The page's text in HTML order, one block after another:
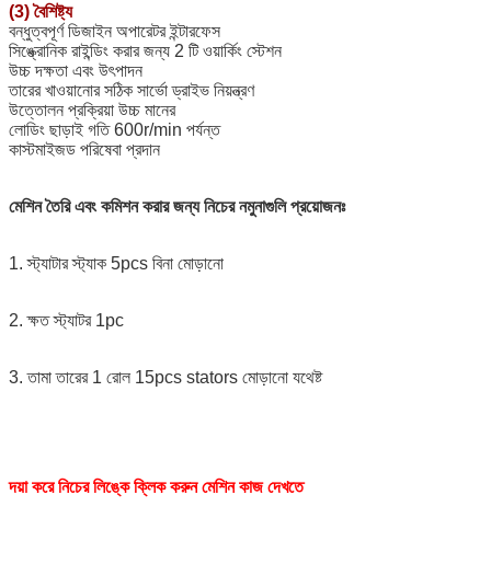
(3) বৈশিষ্ট্য
বন্ধুত্বপূর্ণ ডিজাইন অপারেটর ইন্টারফেস
সিঙ্ক্রোনিক রাইন্ডিং করার জন্য 2 টি ওয়ার্কিং স্টেশন
উচ্চ দক্ষতা এবং উৎপাদন
তারের খাওয়ানোর সঠিক সার্ভো ড্রাইভ নিয়ন্ত্রণ
উত্তোলন প্রক্রিয়া উচ্চ মানের
লোডিং ছাড়াই গতি 600r/min পর্যন্ত
কাস্টমাইজড পরিষেবা প্রদান
মেশিন তৈরি এবং কমিশন করার জন্য নিচের নমুনাগুলি প্রয়োজনঃ
1. স্ট্যাটার স্ট্যাক 5pcs বিনা মোড়ানো
2. ক্ষত স্ট্যাটর 1pc
3. তামা তারের 1 রোল 15pcs stators মোড়ানো যথেষ্ট
দয়া করে নিচের লিঙ্কে ক্লিক করুন মেশিন কাজ দেখতে